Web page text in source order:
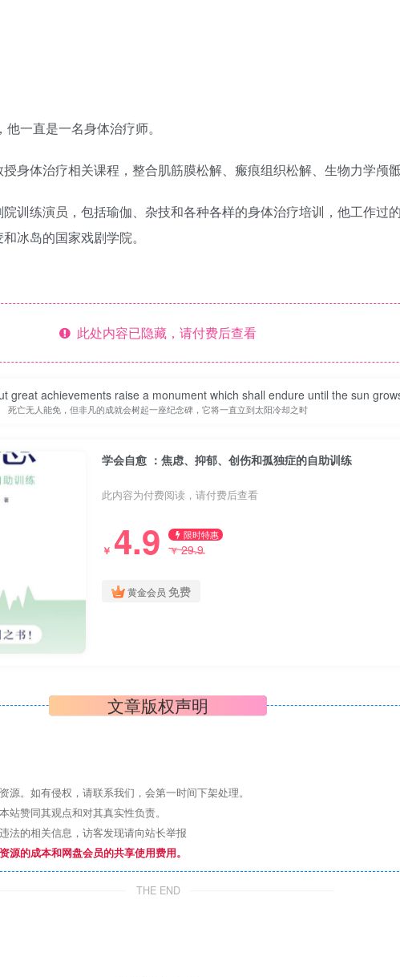
一直是一名身体治疗师。
身体治疗相关课程，整合肌筋膜松解、瘢痕组织松解、生物力学颅骶
训练演员，包括瑜伽、杂技和各种各样的身体治疗培训，他工作过
冰岛的国家戏剧学院。
此处内容已隐藏，请付费后查看
great achievements raise a monument which shall endure until the sun
死亡无人能免，但非凡的成就会树起一座纪念碑，它将一直立到太阳冷却之时
学会自愈 ：焦虑、抑郁、创伤和孤独症的自助训练
此内容为付费阅读，请付费后查看
￥ 4.9 限时特惠
￥29.9
黄金会员 免费
文章版权声明
。如有侵权，请联系我们，会第一时间下架处理。
赞同其观点和对其真实性负责。
法的相关信息，访客发现请向站长举报
的成本和网盘会员的共享使用费用。
THE END